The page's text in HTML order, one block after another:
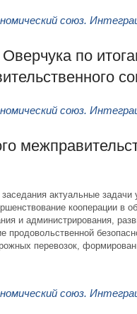
союз.
по
союз.
заседания актуальные задачи
кооперации в
и администрирования,
продовольственной
перевозок,
союз.